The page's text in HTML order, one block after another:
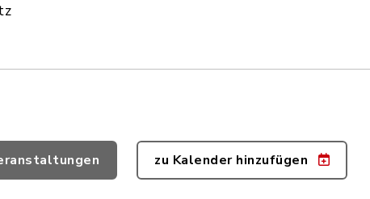
zu Kalender hinzufügen